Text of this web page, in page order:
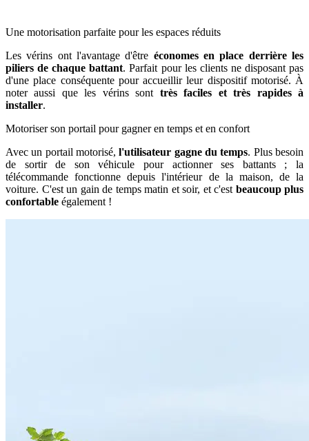
Une motorisation parfaite pour les espaces réduits
Les vérins ont l'avantage d'être économes en place derrière les
piliers de chaque battant. Parfait pour les clients ne disposant pas
d'une place conséquente pour accueillir leur dispositif motorisé. À
noter aussi que les vérins sont très faciles et très rapides à
installer.
Motoriser son portail pour gagner en temps et en confort
Avec un portail motorisé,l'utilisateur gagne du temps. Plus besoin
de sortir de son véhicule pour actionner ses battants ; la
télécommande fonctionne depuis l'intérieur de la maison, de la
voiture. C'est un gain de temps matin et soir, et c'est beaucoup plus
confortable également !